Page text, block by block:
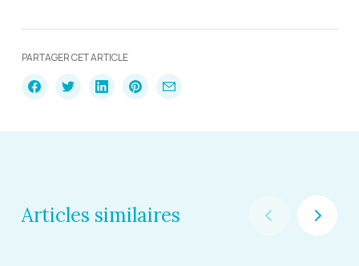
PARTAGER CET ARTICLE
Articles similaires